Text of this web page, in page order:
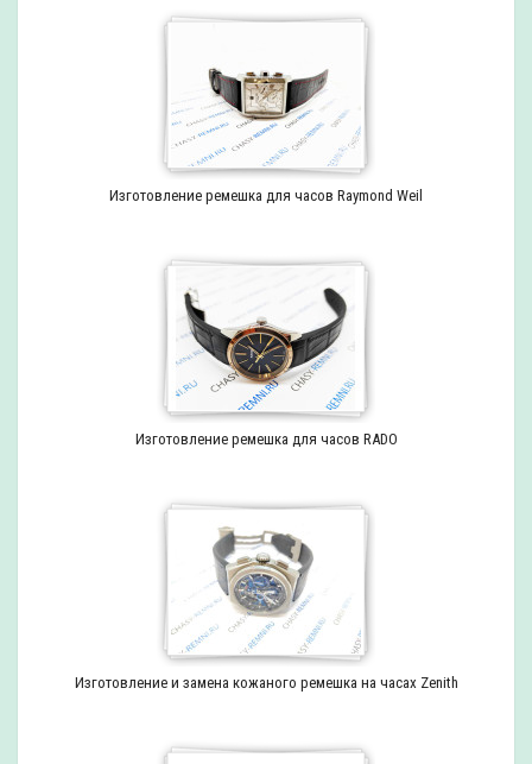
Изготовление ремешка для часов Raymond Weil
Изготовление ремешка для часов RADO
Изготовление и замена кожаного ремешка на часах Zenith